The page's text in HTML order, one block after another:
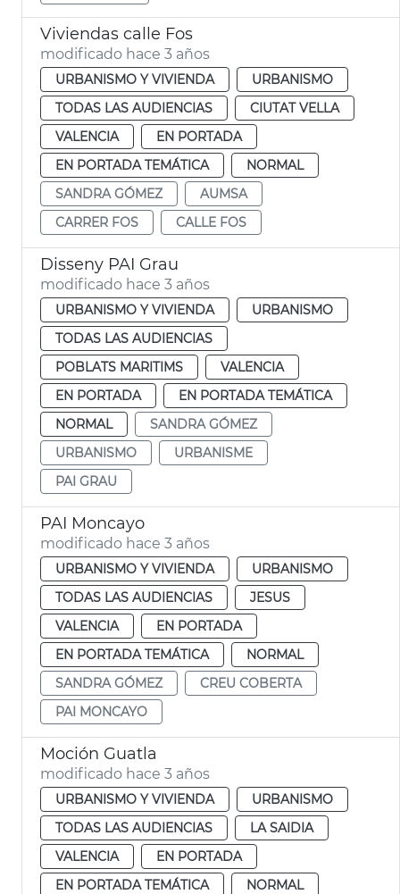
Viviendas calle Fos
modificado hace 3 años
URBANISMO Y VIVIENDA
URBANISMO
TODAS LAS AUDIENCIAS
CIUTAT VELLA
VALENCIA
EN PORTADA
EN PORTADA TEMÁTICA
NORMAL
SANDRA GÓMEZ
AUMSA
CARRER FOS
CALLE FOS
Disseny PAI Grau
modificado hace 3 años
URBANISMO Y VIVIENDA
URBANISMO
TODAS LAS AUDIENCIAS
POBLATS MARITIMS
VALENCIA
EN PORTADA
EN PORTADA TEMÁTICA
NORMAL
SANDRA GÓMEZ
URBANISMO
URBANISME
PAI GRAU
PAI Moncayo
modificado hace 3 años
URBANISMO Y VIVIENDA
URBANISMO
TODAS LAS AUDIENCIAS
JESUS
VALENCIA
EN PORTADA
EN PORTADA TEMÁTICA
NORMAL
SANDRA GÓMEZ
CREU COBERTA
PAI MONCAYO
Moción Guatla
modificado hace 3 años
URBANISMO Y VIVIENDA
URBANISMO
TODAS LAS AUDIENCIAS
LA SAIDIA
VALENCIA
EN PORTADA
EN PORTADA TEMÁTICA
NORMAL